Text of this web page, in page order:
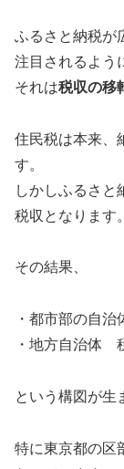
ふるさと納税が
注目されるよう
それは税収の移
住民税は本来、
す。
しかしふるさと
税収となります。
その結果、
・都市部の自
・地方自治体
という構図が生
特に東京都の区